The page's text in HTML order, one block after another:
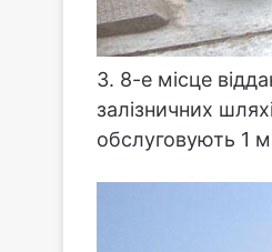
3. 8-е місце
залізничних
обслуговують 1